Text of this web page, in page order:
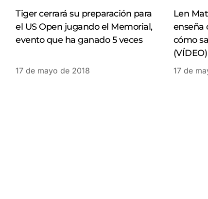
Tiger cerrará su preparación para
el US Open jugando el Memorial,
evento que ha ganado 5 veces
17 de mayo de 2018
Len
enseña
cómo
(VÍDEO)
17 de